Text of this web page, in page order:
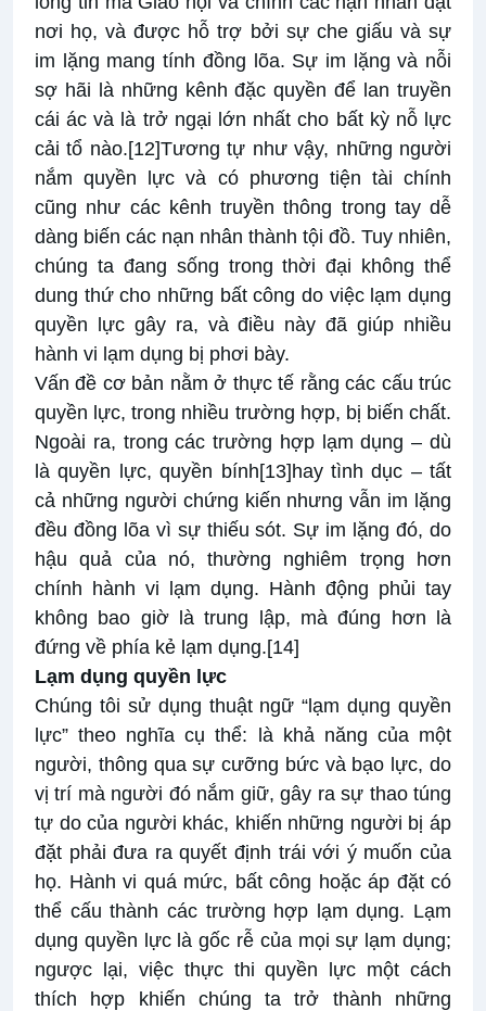
nơi họ, và được hỗ trợ bởi sự che giấu và sự
im lặng mang tính đồng lõa. Sự im lặng và nỗi
sợ hãi là những kênh đặc quyền để lan truyền
cái ác và là trở ngại lớn nhất cho bất kỳ nỗ lực
cải tổ nào.[12]Tương tự như vậy, những người
nắm quyền lực và có phương tiện tài chính
cũng như các kênh truyền thông trong tay dễ
dàng biến các nạn nhân thành tội đồ. Tuy nhiên,
chúng ta đang sống trong thời đại không thể
dung thứ cho những bất công do việc lạm dụng
quyền lực gây ra, và điều này đã giúp nhiều
hành vi lạm dụng bị phơi bày.
Vấn đề cơ bản nằm ở thực tế rằng các cấu trúc
quyền lực, trong nhiều trường hợp, bị biến chất.
Ngoài ra, trong các trường hợp lạm dụng – dù
là quyền lực, quyền bính[13] hay tình dục – tất
cả những người chứng kiến nhưng vẫn im lặng
đều đồng lõa vì sự thiếu sót. Sự im lặng đó, do
hậu quả của nó, thường nghiêm trọng hơn
chính hành vi lạm dụng. Hành động phủi tay
không bao giờ là trung lập, mà đúng hơn là
đứng về phía kẻ lạm dụng.[14]
Lạm dụng quyền lực
Chúng tôi sử dụng thuật ngữ “lạm dụng quyền
lực” theo nghĩa cụ thể: là khả năng của một
người, thông qua sự cưỡng bức và bạo lực, do
vị trí mà người đó nắm giữ, gây ra sự thao túng
tự do của người khác, khiến những người bị áp
đặt phải đưa ra quyết định trái với ý muốn của
họ. Hành vi quá mức, bất công hoặc áp đặt có
thể cấu thành các trường hợp lạm dụng. Lạm
dụng quyền lực là gốc rễ của mọi sự lạm dụng;
ngược lại, việc thực thi quyền lực một cách
thích hợp khiến chúng ta trở thành những